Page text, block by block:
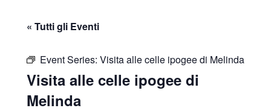
« Tutti gli Eventi
Event Series: Visita alle celle ipogee di Melinda
Visita alle celle ipogee di
Melinda